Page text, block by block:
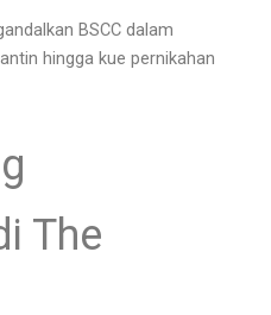
BSCC dalam
hingga kue pernikahan
The